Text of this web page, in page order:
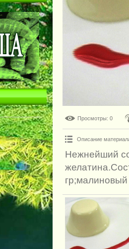
Просмотры: 0
Описание
Нежнейший